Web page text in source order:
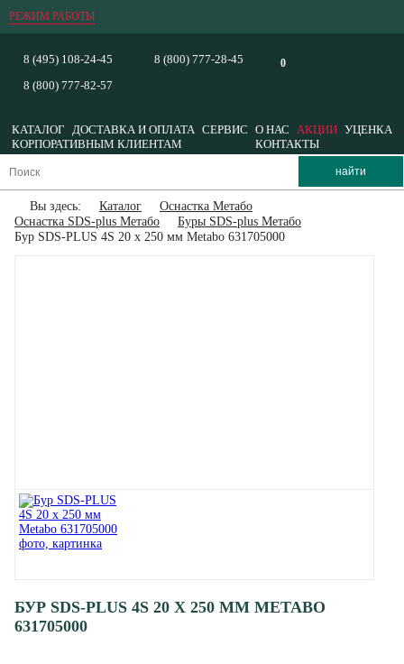
РЕЖИМ РАБОТЫ
0
8 (495) 108-24-45
8 (800) 777-82-57
8 (800) 777-28-45
КАТАЛОГ ДОСТАВКА И ОПЛАТА СЕРВИС О НАС АКЦИИ УЦЕНКА
КОРПОРАТИВНЫМ КЛИЕНТАМ
КОНТАКТЫ
Вы здесь: Каталог
Оснастка Метабо
Оснастка SDS-plus Метабо
Буры SDS-plus Метабо
Бур SDS-PLUS 4S 20 x 250 мм Metabo 631705000
БУР SDS-PLUS 4S 20 X 250 ММ METABO
631705000